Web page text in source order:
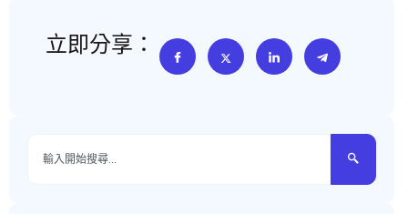
立即分享：